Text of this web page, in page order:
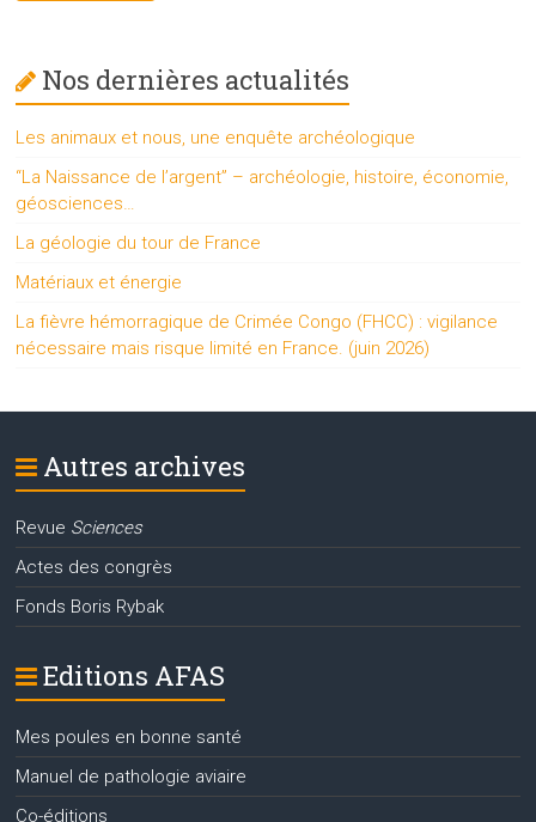
Nos dernières actualités
Les animaux et nous, une enquête archéologique
“La Naissance de l’argent” – archéologie, histoire, économie,
géosciences…
La géologie du tour de France
Matériaux et énergie
La fièvre hémorragique de Crimée Congo (FHCC) : vigilance
nécessaire mais risque limité en France. (juin 2026)
Autres archives
Revue Sciences
Actes des congrès
Fonds Boris Rybak
Editions AFAS
Mes poules en bonne santé
Manuel de pathologie aviaire
Co-éditions